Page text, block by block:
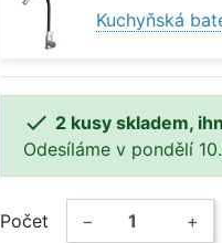
Kuchyňská
 2 kusy skladem,
Odesíláme v pondělí
Počet − +